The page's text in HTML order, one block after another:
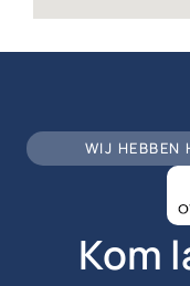
WIJ HEBBEN
Kom